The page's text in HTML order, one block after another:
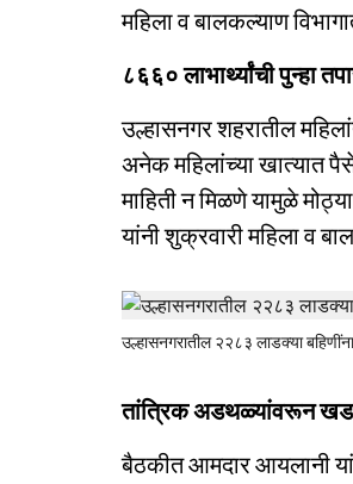
महिला व बालकल्याण
८६६० लाभार्थ्यांची पुन्हा
उल्हासनगर शहरातील
अनेक महिलांच्या खात्यात
माहिती न मिळणे यामुळे
यांनी शुक्रवारी महिला व
उल्हासनगरातील २२८३ लाडक्या
तांत्रिक अडथळ्यांवरून
बैठकीत आमदार आयलानी